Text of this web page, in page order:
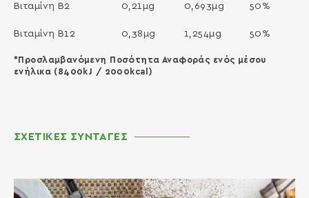
Βιταμίνη Β2 0,21μg 0,693μg 50%
Βιταμίνη Β12 0,38μg 1,254μg 50%
*Προσλαμβανόμενη Ποσότητα Αναφοράς ενός μέσου
ενήλικα (8400kJ / 2000kcal)
ΣΧΕΤΙΚΕΣ ΣΥΝΤΑΓΕΣ